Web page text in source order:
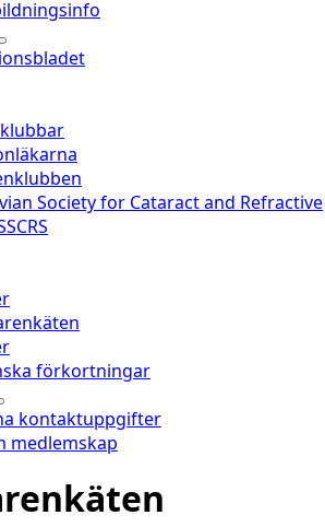
Society for Cataract and Refractive
förkortningar
kontaktuppgifter
medlemskap